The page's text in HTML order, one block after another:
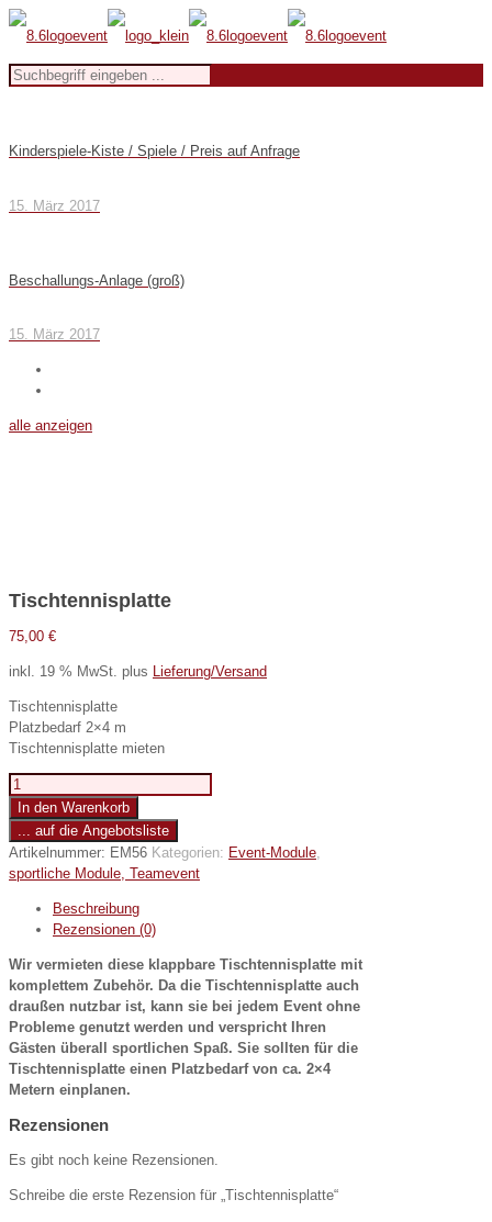
Kinderspiele-Kiste / Spiele / Preis auf Anfrage
15. März 2017
Beschallungs-Anlage (groß)
15. März 2017
alle anzeigen
Tischtennisplatte
75,00 €
inkl. 19 % MwSt. plus Lieferung/Versand
Tischtennisplatte
Platzbedarf 2×4 m
Tischtennisplatte mieten
Tischtennisplatte
Menge
In den Warenkorb
... auf die Angebotsliste
Artikelnummer: EM56 Kategorien: Event-Module,
sportliche Module, Teamevent
Beschreibung
Rezensionen (0)
Wir vermieten diese klappbare Tischtennisplatte mit
komplettem Zubehör. Da die Tischtennisplatte auch
draußen nutzbar ist, kann sie bei jedem Event ohne
Probleme genutzt werden und verspricht Ihren
Gästen überall sportlichen Spaß. Sie sollten für die
Tischtennisplatte einen Platzbedarf von ca. 2×4
Metern einplanen.
Rezensionen
Es gibt noch keine Rezensionen.
Schreibe die erste Rezension für „Tischtennisplatte“